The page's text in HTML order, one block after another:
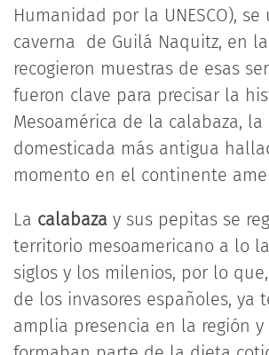
Humanidad por la UNESCO),
caverna de Guilá Naquitz, en
recogieron muestras de esas
fueron clave para precisar la
Mesoamérica de la calabaza,
domesticada más antigua
momento en el continente
La calabaza y sus pepitas se
territorio mesoamericano a lo
siglos y los milenios, por lo
de los invasores españoles, ya
amplia presencia en la región y